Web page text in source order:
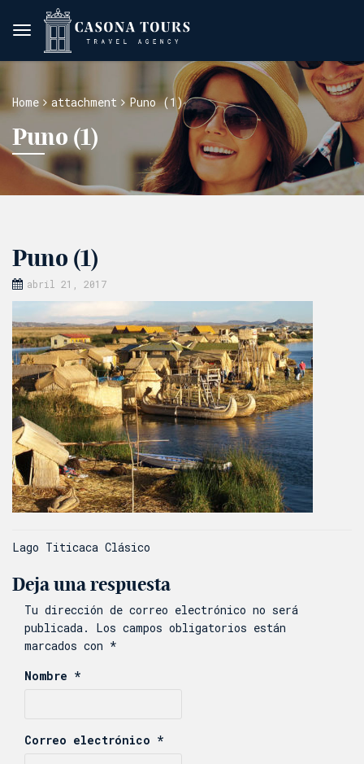
Home attachment Puno (1)
Puno (1)
Puno (1)
abril 21, 2017
Navegación
de
entradas
Lago Titicaca Clásico
Deja una respuesta
Tu dirección de correo electrónico no será
publicada.
Los campos obligatorios están
marcados con *
Nombre *
Correo electrónico *